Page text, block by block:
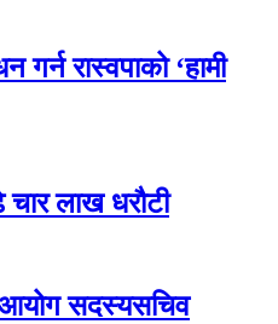
गर्न रास्वपाको ‘हामी
चार लाख धरौटी
आयोग सदस्यसचिव